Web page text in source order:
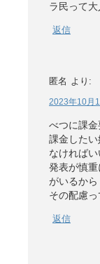
ラ民って
返信
匿名 より:
2023年10月
べつに課
課金した
なければい
発表が慎
がいるから
その配慮
返信